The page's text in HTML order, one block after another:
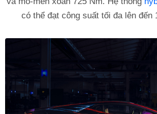
có thể đạt công suất tối đa lên đến